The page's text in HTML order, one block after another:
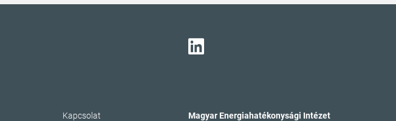
Kapcsolat Magyar Energiahatékonysági Intézet